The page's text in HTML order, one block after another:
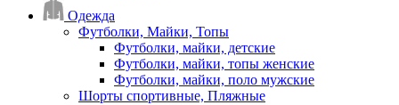
Одежда
Футболки, Майки, Топы
Футболки, майки, детские
Футболки, майки, топы женские
Футболки, майки, поло мужские
Шорты спортивные, Пляжные